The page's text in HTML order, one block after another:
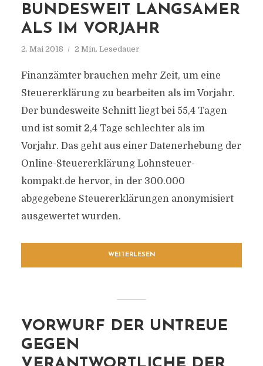
BUNDESWEIT LANGSAMER
ALS IM VORJAHR
2. Mai 2018 2 Min. Lesedauer
Finanzämter brauchen mehr Zeit, um eine
Steuererklärung zu bearbeiten als im Vorjahr.
Der bundesweite Schnitt liegt bei 55,4 Tagen
und ist somit 2,4 Tage schlechter als im
Vorjahr. Das geht aus einer Datenerhebung der
Online-Steuererklärung Lohnsteuer-
kompakt.de hervor, in der 300.000
abgegebene Steuererklärungen anonymisiert
ausgewertet wurden.
WEITERLESEN
VORWURF DER UNTREUE
GEGEN